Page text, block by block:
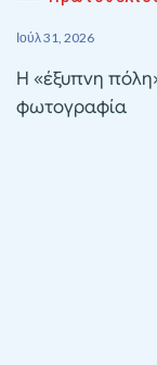
Ιούλ 31, 2026
Η «έξυπνη
φωτογραφία